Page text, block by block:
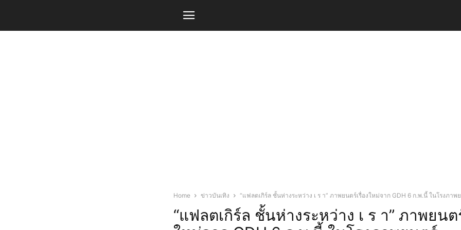
Home ข่าวบันเทิง “แฟลตเกิร์ล ชั้นห่างระหว่าง เ ร า” ภาพยนตร์เรื่องใหม่จาก GDH 6 ก.พ.นี้ ในโรงภาพ
“แฟลตเกิร์ล ชั้นห่างระหว่าง เ ร า” ภาพยนต